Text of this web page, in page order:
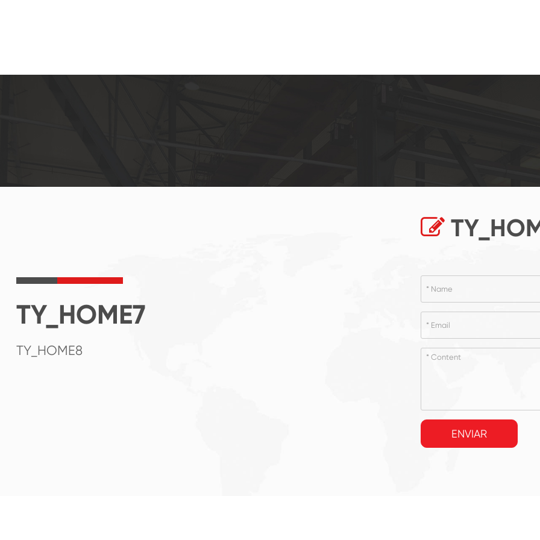
TY_HOME7
TY_HOME8
ENVIAR